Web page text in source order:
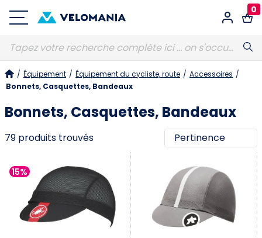
Connexion
E-MAIL Obligatoire
MOT DE PASSE Obligatoire
Vous avez oublié votre mot de passe ?
S'identifier
0
/ Équipement / Équipement du cycliste, route / Accessoires /
Bonnets, Casquettes, Bandeaux
Bonnets, Casquettes, Bandeaux
79 produits trouvés
15%